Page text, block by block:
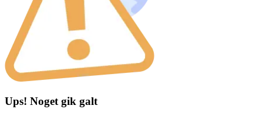
Ups! Noget gik galt